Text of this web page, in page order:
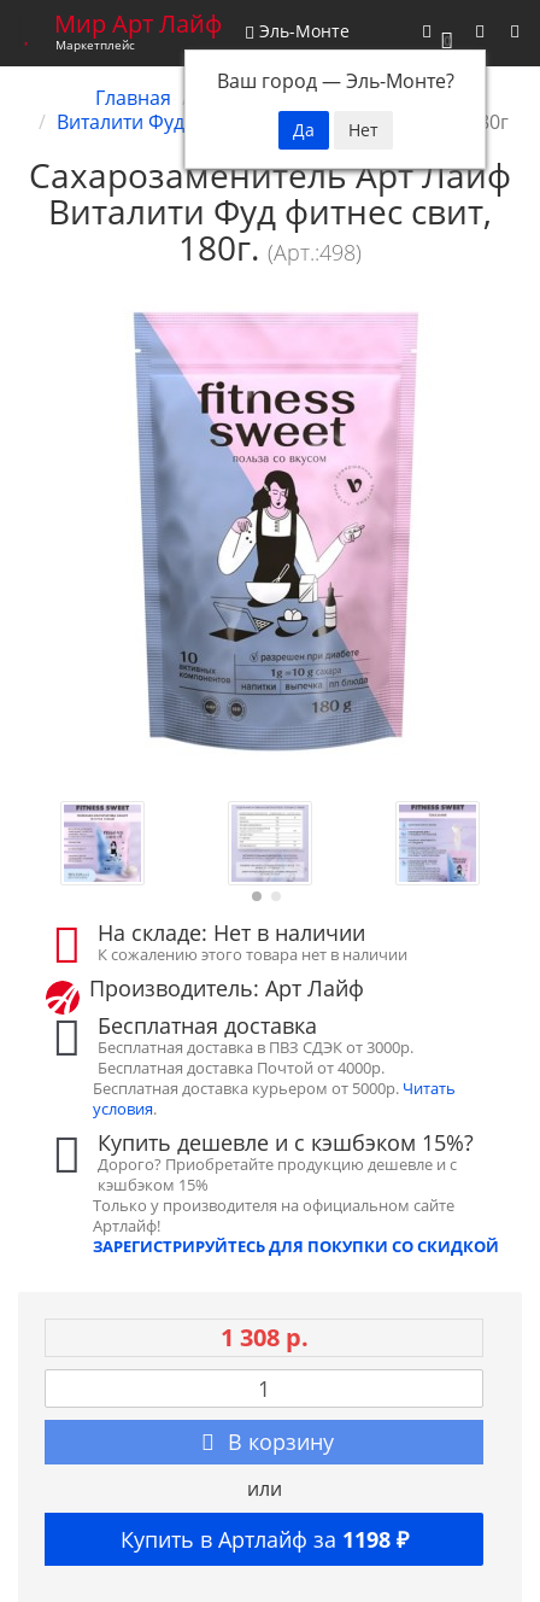
0
Мир Арт Лайф
Маркетплейс
Эль-Монте
Ваш город —Эль-Монте?
Главная
Функциональное питание
Виталити Фуд
Виталити Фуд фитнес свит, 180г
Сахарозаменитель Арт Лайф
Виталити Фуд фитнес свит,
180г. (Арт.:498)
На складе: Нет в наличии
К сожалению этого товара нет в наличии
Производитель: Арт Лайф
Бесплатная доставка
Бесплатная доставка в ПВЗ СДЭК от 3000р.
Бесплатная доставка Почтой от 4000р.
Бесплатная доставка курьером от 5000р. Читать
условия.
Купить дешевле и с кэшбэком 15%?
Дорого? Приобретайте продукцию дешевле и с
кэшбэком 15%
Только у производителя на официальном сайте
Артлайф!
ЗАРЕГИСТРИРУЙТЕСЬ ДЛЯ ПОКУПКИ СО СКИДКОЙ
1 308 р.
В корзину
или
Купить в Артлайф за 1198 ₽